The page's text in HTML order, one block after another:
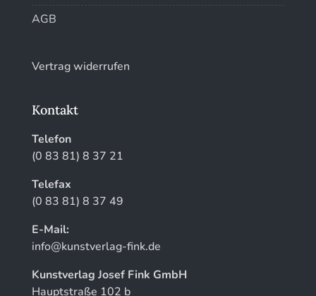
AGB
Vertrag widerrufen
Kontakt
Telefon
(0 83 81) 8 37 21
Telefax
(0 83 81) 8 37 49
E-Mail:
info@kunstverlag-fink.de
Kunstverlag Josef Fink GmbH
Hauptstraße 102 b